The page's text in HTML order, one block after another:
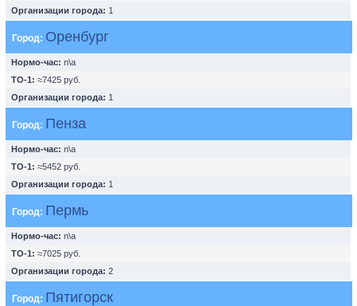
Организации города: 1
Город: Оренбург
Нормо-час: n\a
ТО-1: ≈7425 руб.
Организации города: 1
Город: Пенза
Нормо-час: n\a
ТО-1: ≈5452 руб.
Организации города: 1
Город: Пермь
Нормо-час: n\a
ТО-1: ≈7025 руб.
Организации города: 2
Город: Пятигорск